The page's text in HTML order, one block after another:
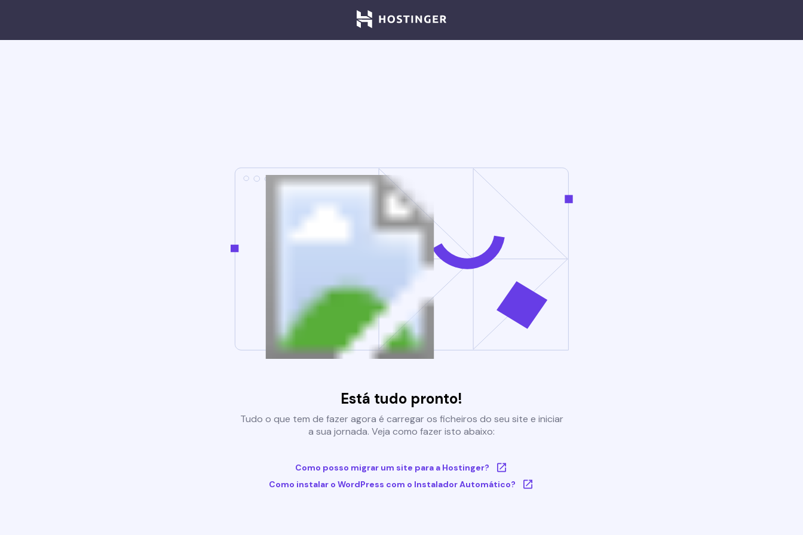
Está tudo pronto!
Tudo o que tem de fazer agora é carregar os ficheiros do seu site e iniciar
a sua jornada. Veja como fazer isto abaixo:
Como posso migrar um site para a Hostinger?
Como instalar o WordPress com o Instalador Automático?